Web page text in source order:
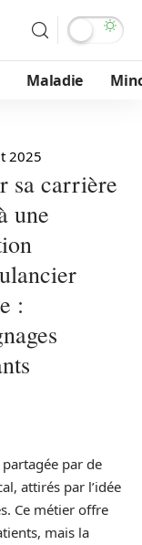
Maladie
2025
sa carrière
une
:
par de
attirés par l’idée
Ce métier offre
mais la